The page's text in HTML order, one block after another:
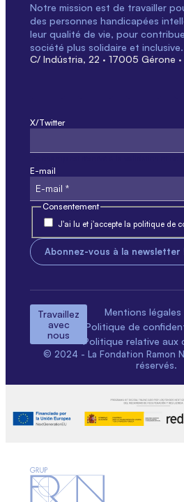
Notre mission est de travailler
des personnes handicapées
leur qualité de vie, pour
société plus solidaire et inclusive.
C/ Indústria, 22 · 17005 Gérone ·
X/Twitter
E-mail
Consentement
J'ai lu et j'accepte la politique de
Travaillez
avec
nous
Mentions légales
Politique de
Politique relative aux
© 2024 - La Fondation Ramon
réservés.